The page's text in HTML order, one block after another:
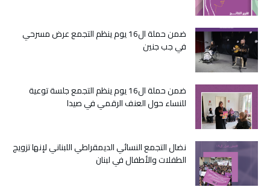
ضمن حملة ال16 يوم ينظم التجمع عرض مسرحي
في جب جنين
ضمن حملة ال16 يوم ينظم التجمع جلسة توعية
للنساء حول العنف الرقمي في صيدا
نضال التجمع النسائي الديمقراطي اللبناني لإنها تزويج
الطفلات والأطفال في لبنان